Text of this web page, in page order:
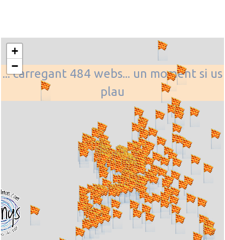
... carregant 484 webs... un moment si us
plau
+
−